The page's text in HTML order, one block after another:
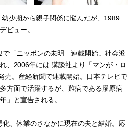
少期から親子関係に悩んだが、1989
ビュー。
「ニッポンの未明」連載開始。社会派
、2006年には 講談社より「マンが・ロ
売。産経新聞で連載開始。日本テレビで
方面で活躍するが、難病である膠原病
」と宣告される。
、休業のさなかに現在の夫と結婚。応